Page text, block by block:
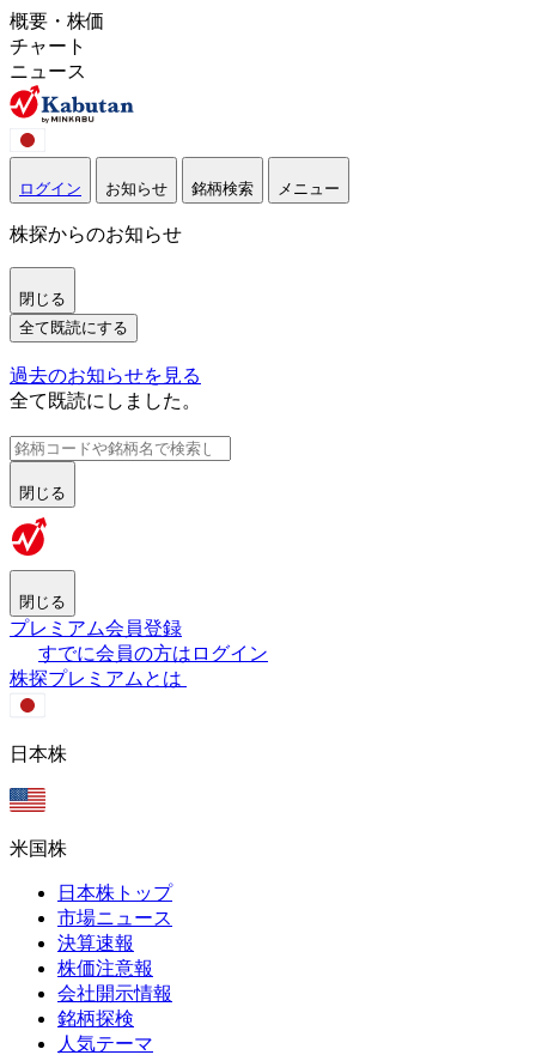
概要・株価
チャート
ニュース
ログイン お知らせ 銘柄検索 メニュー
株探からのお知らせ
閉じる
全て既読にする
過去のお知らせを見る
全て既読にしました。
閉じる
閉じる
プレミアム会員登録
すでに会員の方はログイン
株探プレミアムとは
日本株
米国株
日本株トップ
市場ニュース
決算速報
株価注意報
会社開示情報
銘柄探検
人気テーマ